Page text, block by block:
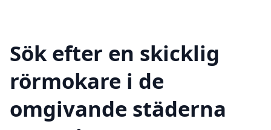
Sök efter en skicklig
rörmokare i de
omgivande städerna